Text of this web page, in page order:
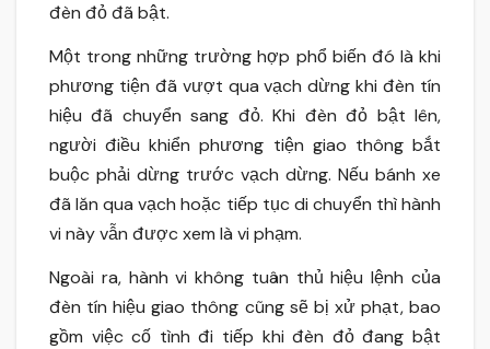
đèn đỏ đã bật.
Một trong những trường hợp phổ biến đó là khi
phương tiện đã vượt qua vạch dừng khi đèn tín
hiệu đã chuyển sang đỏ. Khi đèn đỏ bật lên,
người điều khiển phương tiện giao thông bắt
buộc phải dừng trước vạch dừng. Nếu bánh xe
đã lăn qua vạch hoặc tiếp tục di chuyển thì hành
vi này vẫn được xem là vi phạm.
Ngoài ra, hành vi không tuân thủ hiệu lệnh của
đèn tín hiệu giao thông cũng sẽ bị xử phạt, bao
gồm việc cố tình đi tiếp khi đèn đỏ đang bật